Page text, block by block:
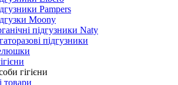
Pampers
Moony
підгузники Naty
підгузники
гігієни
товари